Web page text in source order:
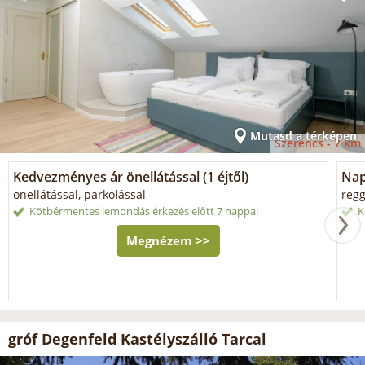
Mutasd a térképen
Szerencs -7 km
Kedvezményes ár önellátással (1 éjtől)
önellátással, parkolással
Kötbérmentes lemondás érkezés előtt 7 nappal
Megnézem >>
gróf Degenfeld Kastélyszálló Tarcal